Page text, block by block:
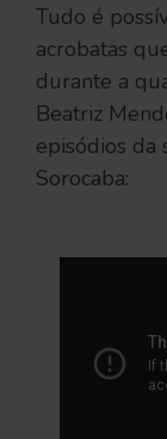
Tudo é
acrobatas
durante a
Beatriz
episódios da
Sorocaba: